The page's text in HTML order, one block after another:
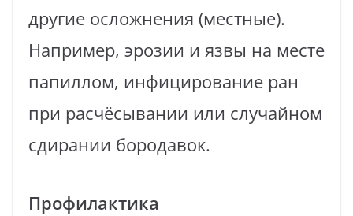
другие осложнения (местные).
Например, эрозии и язвы на месте
папиллом, инфицирование ран
при расчёсывании или случайном
сдирании бородавок.
Профилактика